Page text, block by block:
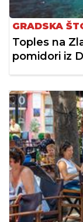
GRADSKA
Toples na
pomidori iz